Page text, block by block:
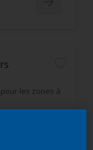
les zones à